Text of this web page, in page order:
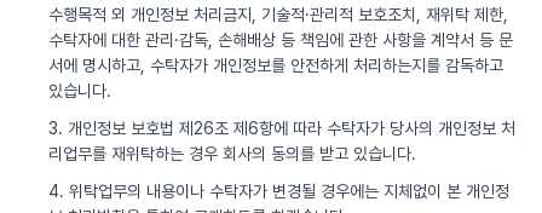
수행목적 외 개인정보 처리금지, 기술적·관리적 보호조치, 재위탁 제한,
수탁자에 대한 관리·감독, 손해배상 등 책임에 관한 사항을 계약서 등 문
서에 명시하고, 수탁자가 개인정보를 안전하게 처리하는지를 감독하고
있습니다.
3. 개인정보 보호법 제26조 제6항에 따라 수탁자가 당사의 개인정보 처
리업무를 재위탁하는 경우 회사의 동의를 받고 있습니다.
4. 위탁업무의 내용이나 수탁자가 변경될 경우에는 지체없이 본 개인정